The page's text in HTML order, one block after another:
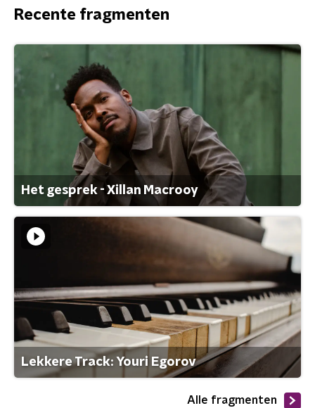
Recente fragmenten
Het gesprek - Xillan Macrooy
Lekkere Track: Youri Egorov
Alle fragmenten